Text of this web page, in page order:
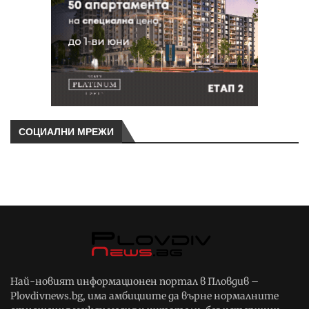
СОЦИАЛНИ МРЕЖИ
Най-новият информационен портал в Пловдив –
Plovdivnews.bg, има амбициите да върне нормалните